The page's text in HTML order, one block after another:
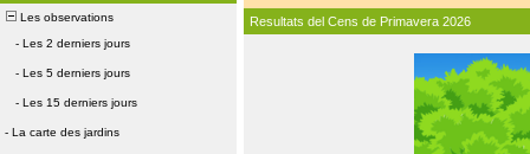
Les observations
- Les 2 derniers jours
- Les 5 derniers jours
- Les 15 derniers jours
- La carte des jardins
Resultats del Cens de Primavera 2026